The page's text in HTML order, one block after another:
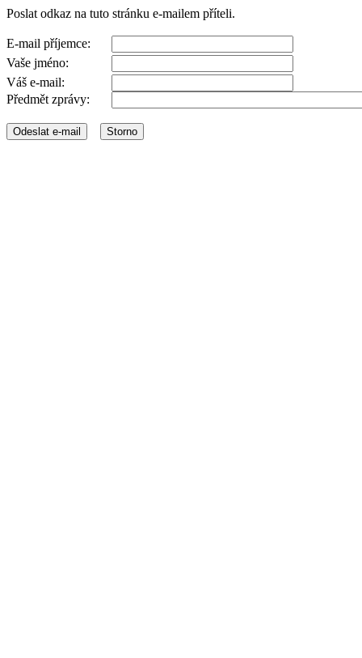
Poslat odkaz na tuto stránku e-mailem příteli.
E-mail příjemce:
Vaše jméno:
Váš e-mail:
Předmět zprávy: